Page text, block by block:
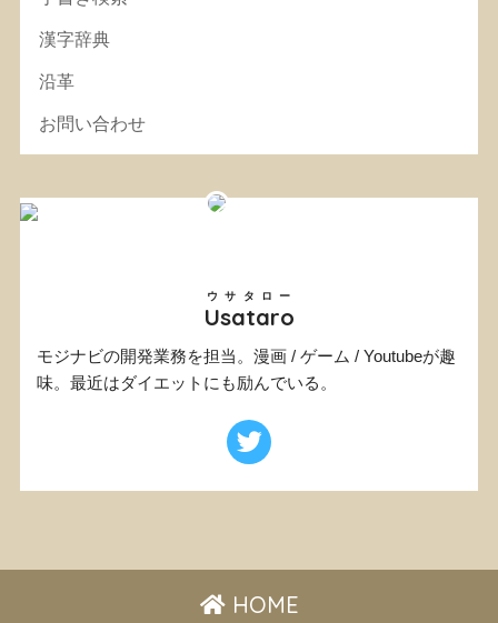
漢字辞典
沿革
お問い合わせ
Usataro
ウサタロー
モジナビの開発業務を担当。漫画 / ゲーム / Youtubeが趣
味。最近はダイエットにも励んでいる。
HOME